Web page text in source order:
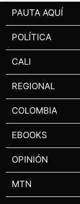
PAUTA AQUÍ
POLÍTICA
CALI
REGIONAL
COLOMBIA
EBOOKS
OPINIÓN
MTN